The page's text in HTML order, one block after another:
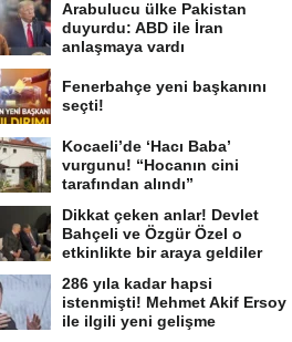
Arabulucu ülke Pakistan
duyurdu: ABD ile İran
anlaşmaya vardı
Fenerbahçe yeni başkanını
seçti!
Kocaeli’de ‘Hacı Baba’
vurgunu! “Hocanın cini
tarafından alındı”
Dikkat çeken anlar! Devlet
Bahçeli ve Özgür Özel o
etkinlikte bir araya geldiler
286 yıla kadar hapsi
istenmişti! Mehmet Akif Ersoy
ile ilgili yeni gelişme